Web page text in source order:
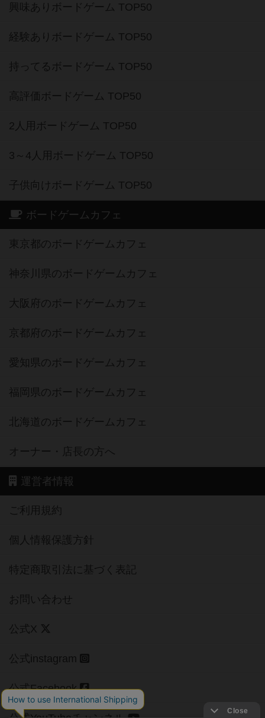
興味ありボードゲーム TOP50
経験ありボードゲーム TOP50
持ってるボードゲーム TOP50
高評価ボードゲーム TOP50
2人用ボードゲーム TOP50
3～4人用ボードゲーム TOP50
子供向けボードゲーム TOP50
ボードゲームカフェ
東京都のボードゲームカフェ
神奈川県のボードゲームカフェ
大阪府のボードゲームカフェ
京都府のボードゲームカフェ
愛知県のボードゲームカフェ
福岡県のボードゲームカフェ
北海道のボードゲームカフェ
オーナー・店長の方へ
運営者情報
ご利用規約
個人情報保護方針
特定商取引法に基づく表記
お問い合わせ
公式X
公式instagram
公式Facebook